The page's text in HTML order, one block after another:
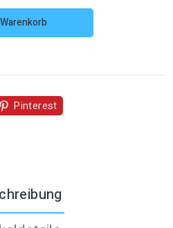
Pinterest